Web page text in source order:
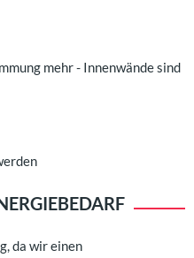
mehr - Innenwände sind
da wir einen